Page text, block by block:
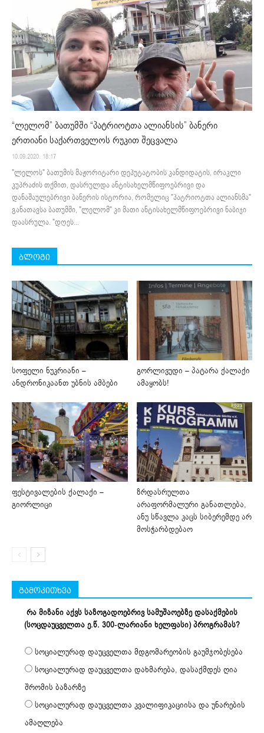
“ლელომ” ბათუმში “პატრიოტთა ალიანსის” ბანერი
ერთიანი საქართველოს რუკით შეცვალა
10.09.2020. 18:17
"ლელოს" ბათუმის მაჟორიტარი დეპუტატობის კანდიდატის, ირაკლი
კუპრაძის თქმით, დასრულდა ანტისახელმწიფოებრივი და
დანაშაულებრივი ბანერის ისტორია, რომელიც "პატრიოტთა ალიანსმა"
განათავსა ბათუმში, "ლელომ" კი მათი ანტისახელმწიფოებრივი ნაბიჯი
დაასრულა. "დღეს...
ბლოგი
სოფელი ნუკრიანი –
ანდრონიკაანთ უბნის ამბები
გორლივუდი – პატარა ქალაქი
ამაყობს!
ფესტივალების ქალაქი –
გიორლიცი
ზრდასრულთა
არაფორმალური განათლება,
ანუ სწავლა კაცს სიბერემდე არ
მოსჭარბდებაო
გამოკითხვა
რა მიზანი აქვს საზოგადოებრივ სამუშაოებზე დასაქმების
(სოცდაუცველთა ე.წ. 300-ლარიანი ხელფასი) პროგრამას?
სოციალურად დაუცველთა მდგომარეობის გაუმჯობესება
სოციალურად დაუცველთა დახმარება, დასაქმდეს ღია
შრომის ბაზარზე
სოციალურად დაუცველთა კვალიფიკაციისა და უნარების
ამაღლება